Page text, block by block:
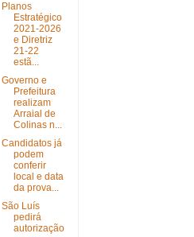
Planos
Estratégico
2021-2026
e Diretriz
21-22
estã...
Governo e
Prefeitura
realizam
Arraial de
Colinas n...
Candidatos já
podem
conferir
local e data
da prova...
São Luís
pedirá
autorização